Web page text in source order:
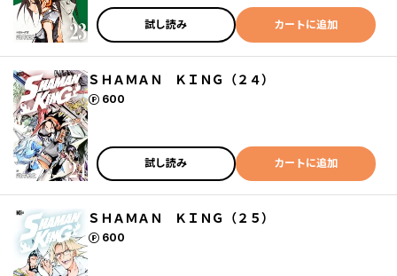
試し読み カートに追加
ＳＨＡＭＡＮ ＫＩＮＧ（２４）
600
ポイント
試し読み カートに追加
ＳＨＡＭＡＮ ＫＩＮＧ（２５）
600
ポイント